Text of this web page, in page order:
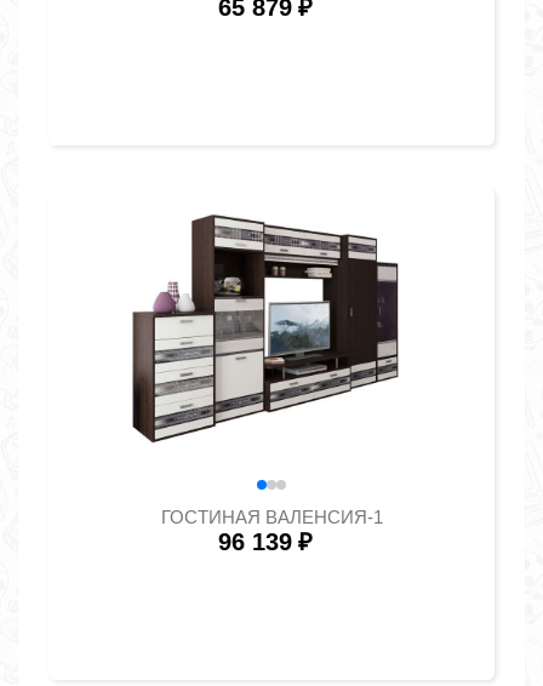
65 879 ₽
ГОСТИНАЯ ВАЛЕНСИЯ-1
96 139 ₽